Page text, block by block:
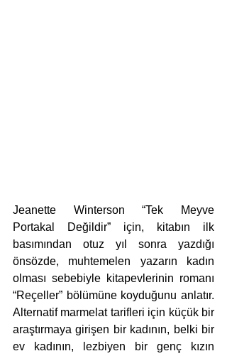
Jeanette Winterson “Tek Meyve
Portakal Değildir” için, kitabın ilk
basımından otuz yıl sonra yazdığı
önsözde, muhtemelen yazarın kadın
olması sebebiyle kitapevlerinin romanı
“Reçeller” bölümüne koyduğunu anlatır.
Alternatif marmelat tarifleri için küçük bir
araştırmaya girişen bir kadının, belki bir
ev kadının, lezbiyen bir genç kızın